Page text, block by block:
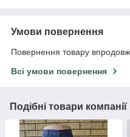
Умови повернення
Повернення товару
Всі умови повернення
Подібні товари компанії